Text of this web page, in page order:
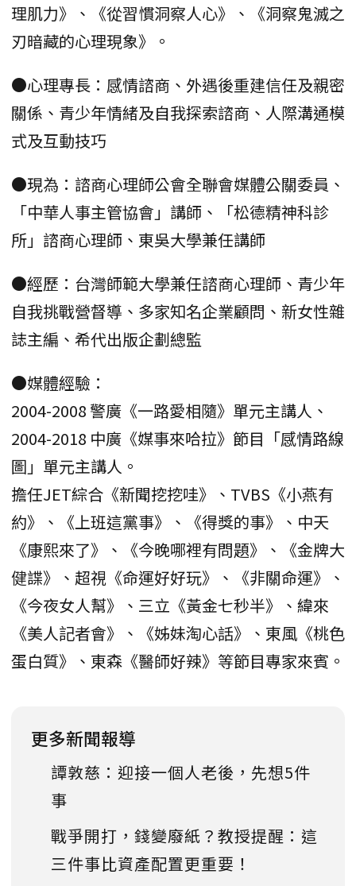
理肌力》、《從習慣洞察人心》、《洞察鬼滅之
刃暗藏的心理現象》。
●心理專長：感情諮商、外遇後重建信任及親密
關係、青少年情緒及自我探索諮商、人際溝通模
式及互動技巧
●現為：諮商心理師公會全聯會媒體公關委員、
「中華人事主管協會」講師、「松德精神科診
所」諮商心理師、東吳大學兼任講師
●經歷：台灣師範大學兼任諮商心理師、青少年
自我挑戰營督導、多家知名企業顧問、新女性雜
誌主編、希代出版企劃總監
●媒體經驗：
2004-2008 警廣《一路愛相隨》單元主講人、
2004-2018 中廣《媒事來哈拉》節目「感情路線
圖」單元主講人。
擔任JET綜合《新聞挖挖哇》、TVBS《小燕有
約》、《上班這黨事》、《得獎的事》、中天
《康熙來了》、《今晚哪裡有問題》、《金牌大
健諜》、超視《命運好好玩》、《非關命運》、
《今夜女人幫》、三立《黃金七秒半》、緯來
《美人記者會》、《姊妹淘心話》、東風《桃色
蛋白質》、東森《醫師好辣》等節目專家來賓。
更多新聞報導
譚敦慈：迎接一個人老後，先想5件
事
戰爭開打，錢變廢紙？教授提醒：這
三件事比資產配置更重要！